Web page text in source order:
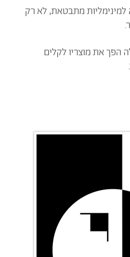
למינימליות מתבטאת, לא רק
הפך את מוצריו לקלים